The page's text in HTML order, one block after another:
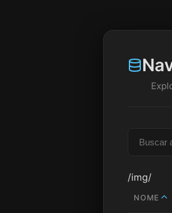
/img/
NOME